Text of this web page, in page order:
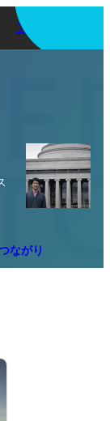
アプリを使う
ながり